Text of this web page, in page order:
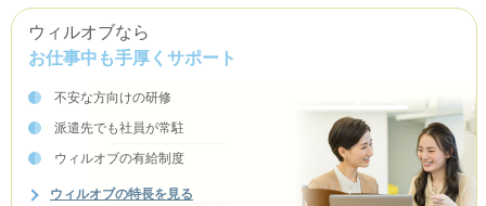
ウィルオブなら
お仕事中も手厚くサポート
不安な方向けの研修
派遣先でも社員が常駐
ウィルオブの有給制度
ウィルオブの特長を見る